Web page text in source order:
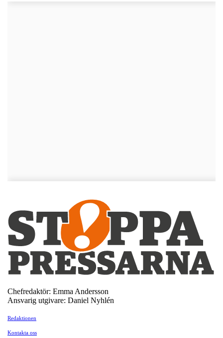
Chefredaktör: Emma Andersson
Ansvarig utgivare: Daniel Nyhlén
Redaktionen
Kontakta oss